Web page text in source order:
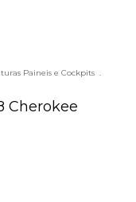
Paineis e Cockpits .
Cherokee